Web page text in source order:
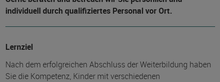
individuell durch qualifiziertes Personal vor Ort.
Lernziel
Nach dem erfolgreichen Abschluss der Weiterbildung haben
Sie die Kompetenz, Kinder mit verschiedenen